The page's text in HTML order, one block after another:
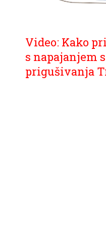
Video: Kako
s napajanjem
prigušivanja